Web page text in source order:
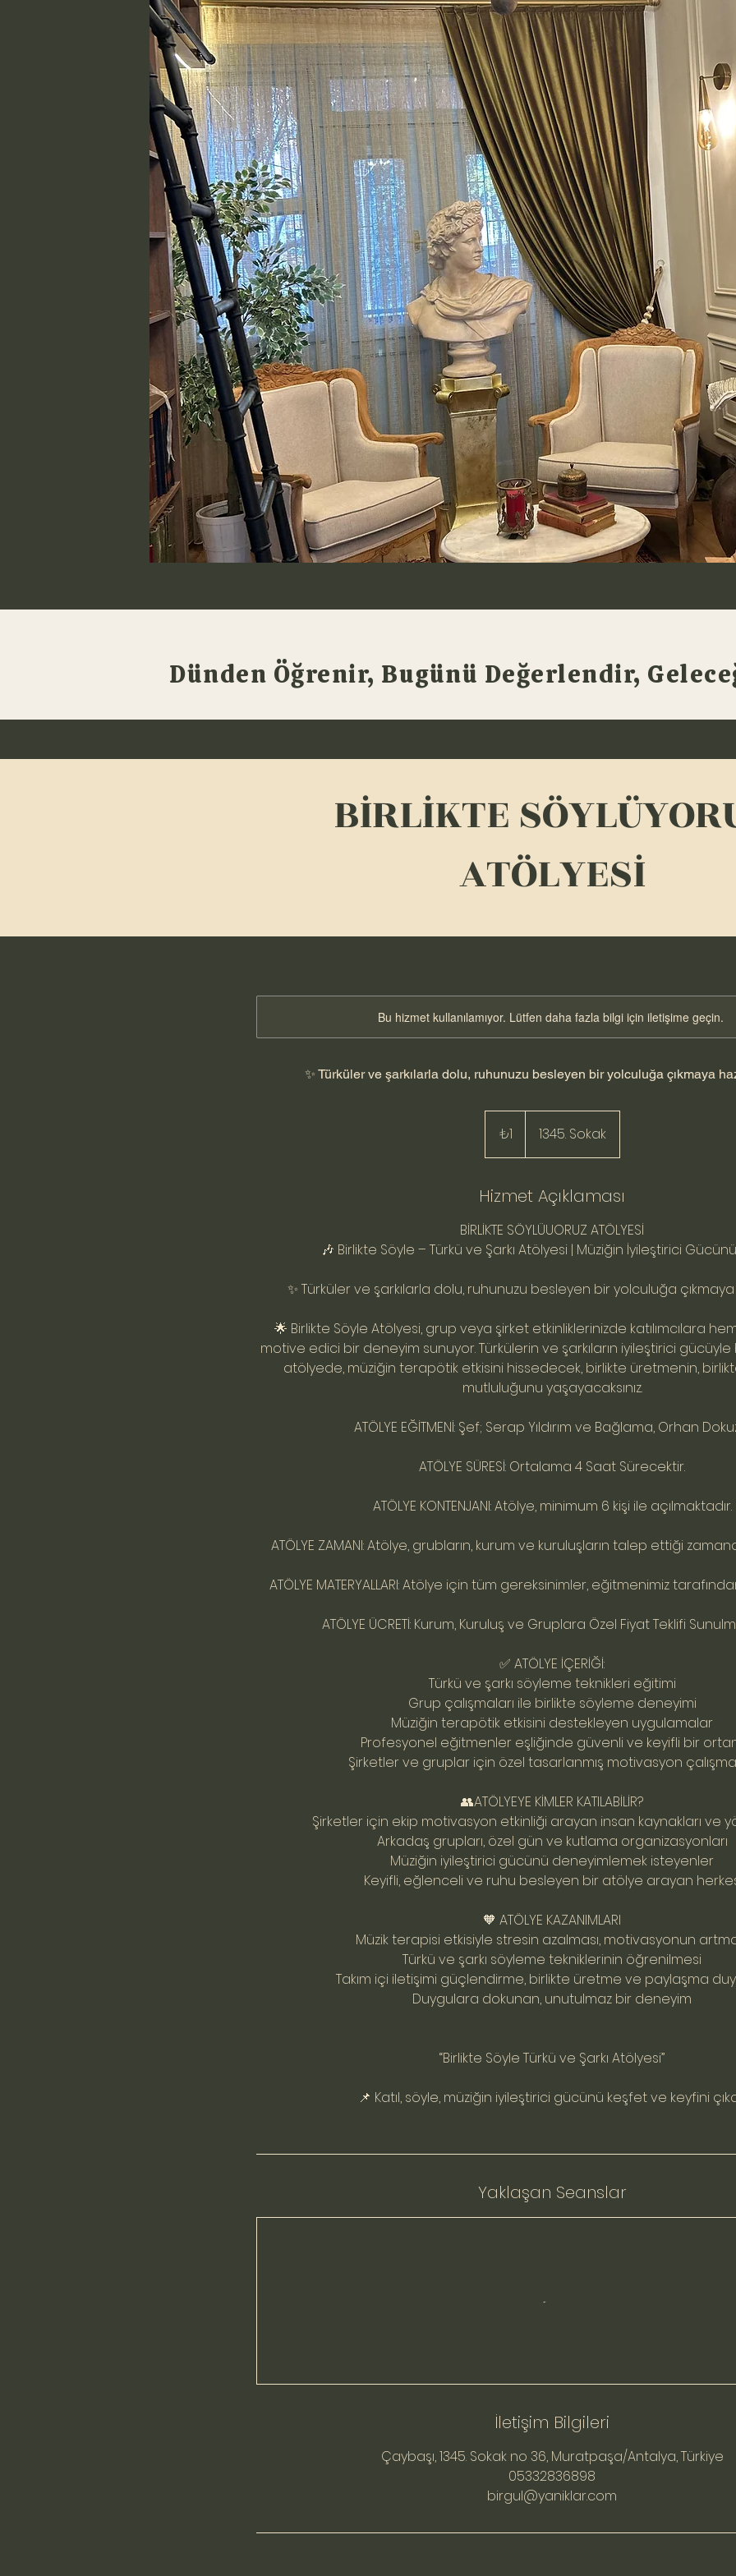
Dünden Öğrenir, Bugünü Değerlendir,
BİRLİKTE
ATÖLYESİ
Bu hizmet kullanılamıyor. Lütfen daha fazla bilgi için iletişime geçin.
✨ Türküler ve şarkılarla dolu, ruhunuzu besleyen bir yolculuğa çıkmaya
lirası₺1 1345. Sokak
Hizmet Açıklaması
BİRLİKTE SÖYLÜUORUZ ATÖLYESİ
🎶 Birlikte Söyle – Türkü ve Şarkı Atölyesi | Müziğin İyileştirici
✨ Türküler ve şarkılarla dolu, ruhunuzu besleyen bir yolculuğa çıkmaya
🌟 Birlikte Söyle Atölyesi, grup veya şirket etkinliklerinizde katılımcılara
motive edici bir deneyim sunuyor. Türkülerin ve şarkıların iyileştirici gücüyle
atölyede, müziğin terapötik etkisini hissedecek, birlikte üretmenin,
mutluluğunu yaşayacaksınız.
ATÖLYE EĞİTMENİ: Şef; Serap Yıldırım ve Bağlama, Orhan
ATÖLYE SÜRESİ: Ortalama 4 Saat Sürecektir.
ATÖLYE KONTENJANI: Atölye, minimum 6 kişi ile açılmaktadır.
ATÖLYE ZAMANI: Atölye, grubların, kurum ve kuruluşların talep ettiği
ATÖLYE MATERYALLARI: Atölye için tüm gereksinimler, eğitmenimiz
ATÖLYE ÜCRETİ: Kurum, Kuruluş ve Gruplara Özel Fiyat Teklifi
✅ ATÖLYE İÇERİĞİ:
Türkü ve şarkı söyleme teknikleri eğitimi
Grup çalışmaları ile birlikte söyleme deneyimi
Müziğin terapötik etkisini destekleyen uygulamalar
Profesyonel eğitmenler eşliğinde güvenli ve keyifli bir
Şirketler ve gruplar için özel tasarlanmış motivasyon
👥ATÖLYEYE KİMLER KATILABİLİR?
Şirketler için ekip motivasyon etkinliği arayan insan kaynakları ve
Arkadaş grupları, özel gün ve kutlama organizasyonları
Müziğin iyileştirici gücünü deneyimlemek isteyenler
Keyifli, eğlenceli ve ruhu besleyen bir atölye arayan
🧡 ATÖLYE KAZANIMLARI
Müzik terapisi etkisiyle stresin azalması, motivasyonun
Türkü ve şarkı söyleme tekniklerinin öğrenilmesi
Takım içi iletişimi güçlendirme, birlikte üretme ve paylaşma
Duygulara dokunan, unutulmaz bir deneyim
“Birlikte Söyle Türkü ve Şarkı Atölyesi”
📌 Katıl, söyle, müziğin iyileştirici gücünü keşfet ve keyfini
Yaklaşan Seanslar
İletişim Bilgileri
Çaybaşı, 1345. Sokak no 36, Muratpaşa/Antalya, Türkiye
05332836898
birgul@yaniklar.com